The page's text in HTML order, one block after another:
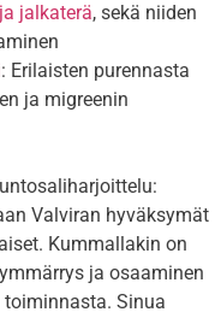
jalkaterä, sekä niiden
: Erilaisten purennasta
ja migreenin
Valviran hyväksymät
Kummallakin on
ja osaaminen
toiminnasta. Sinua